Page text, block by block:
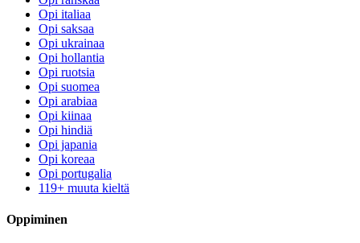
Opi italiaa
Opi saksaa
Opi ukrainaa
Opi hollantia
Opi ruotsia
Opi suomea
Opi arabiaa
Opi kiinaa
Opi hindiä
Opi japania
Opi koreaa
Opi portugalia
119+ muuta kieltä
Oppiminen